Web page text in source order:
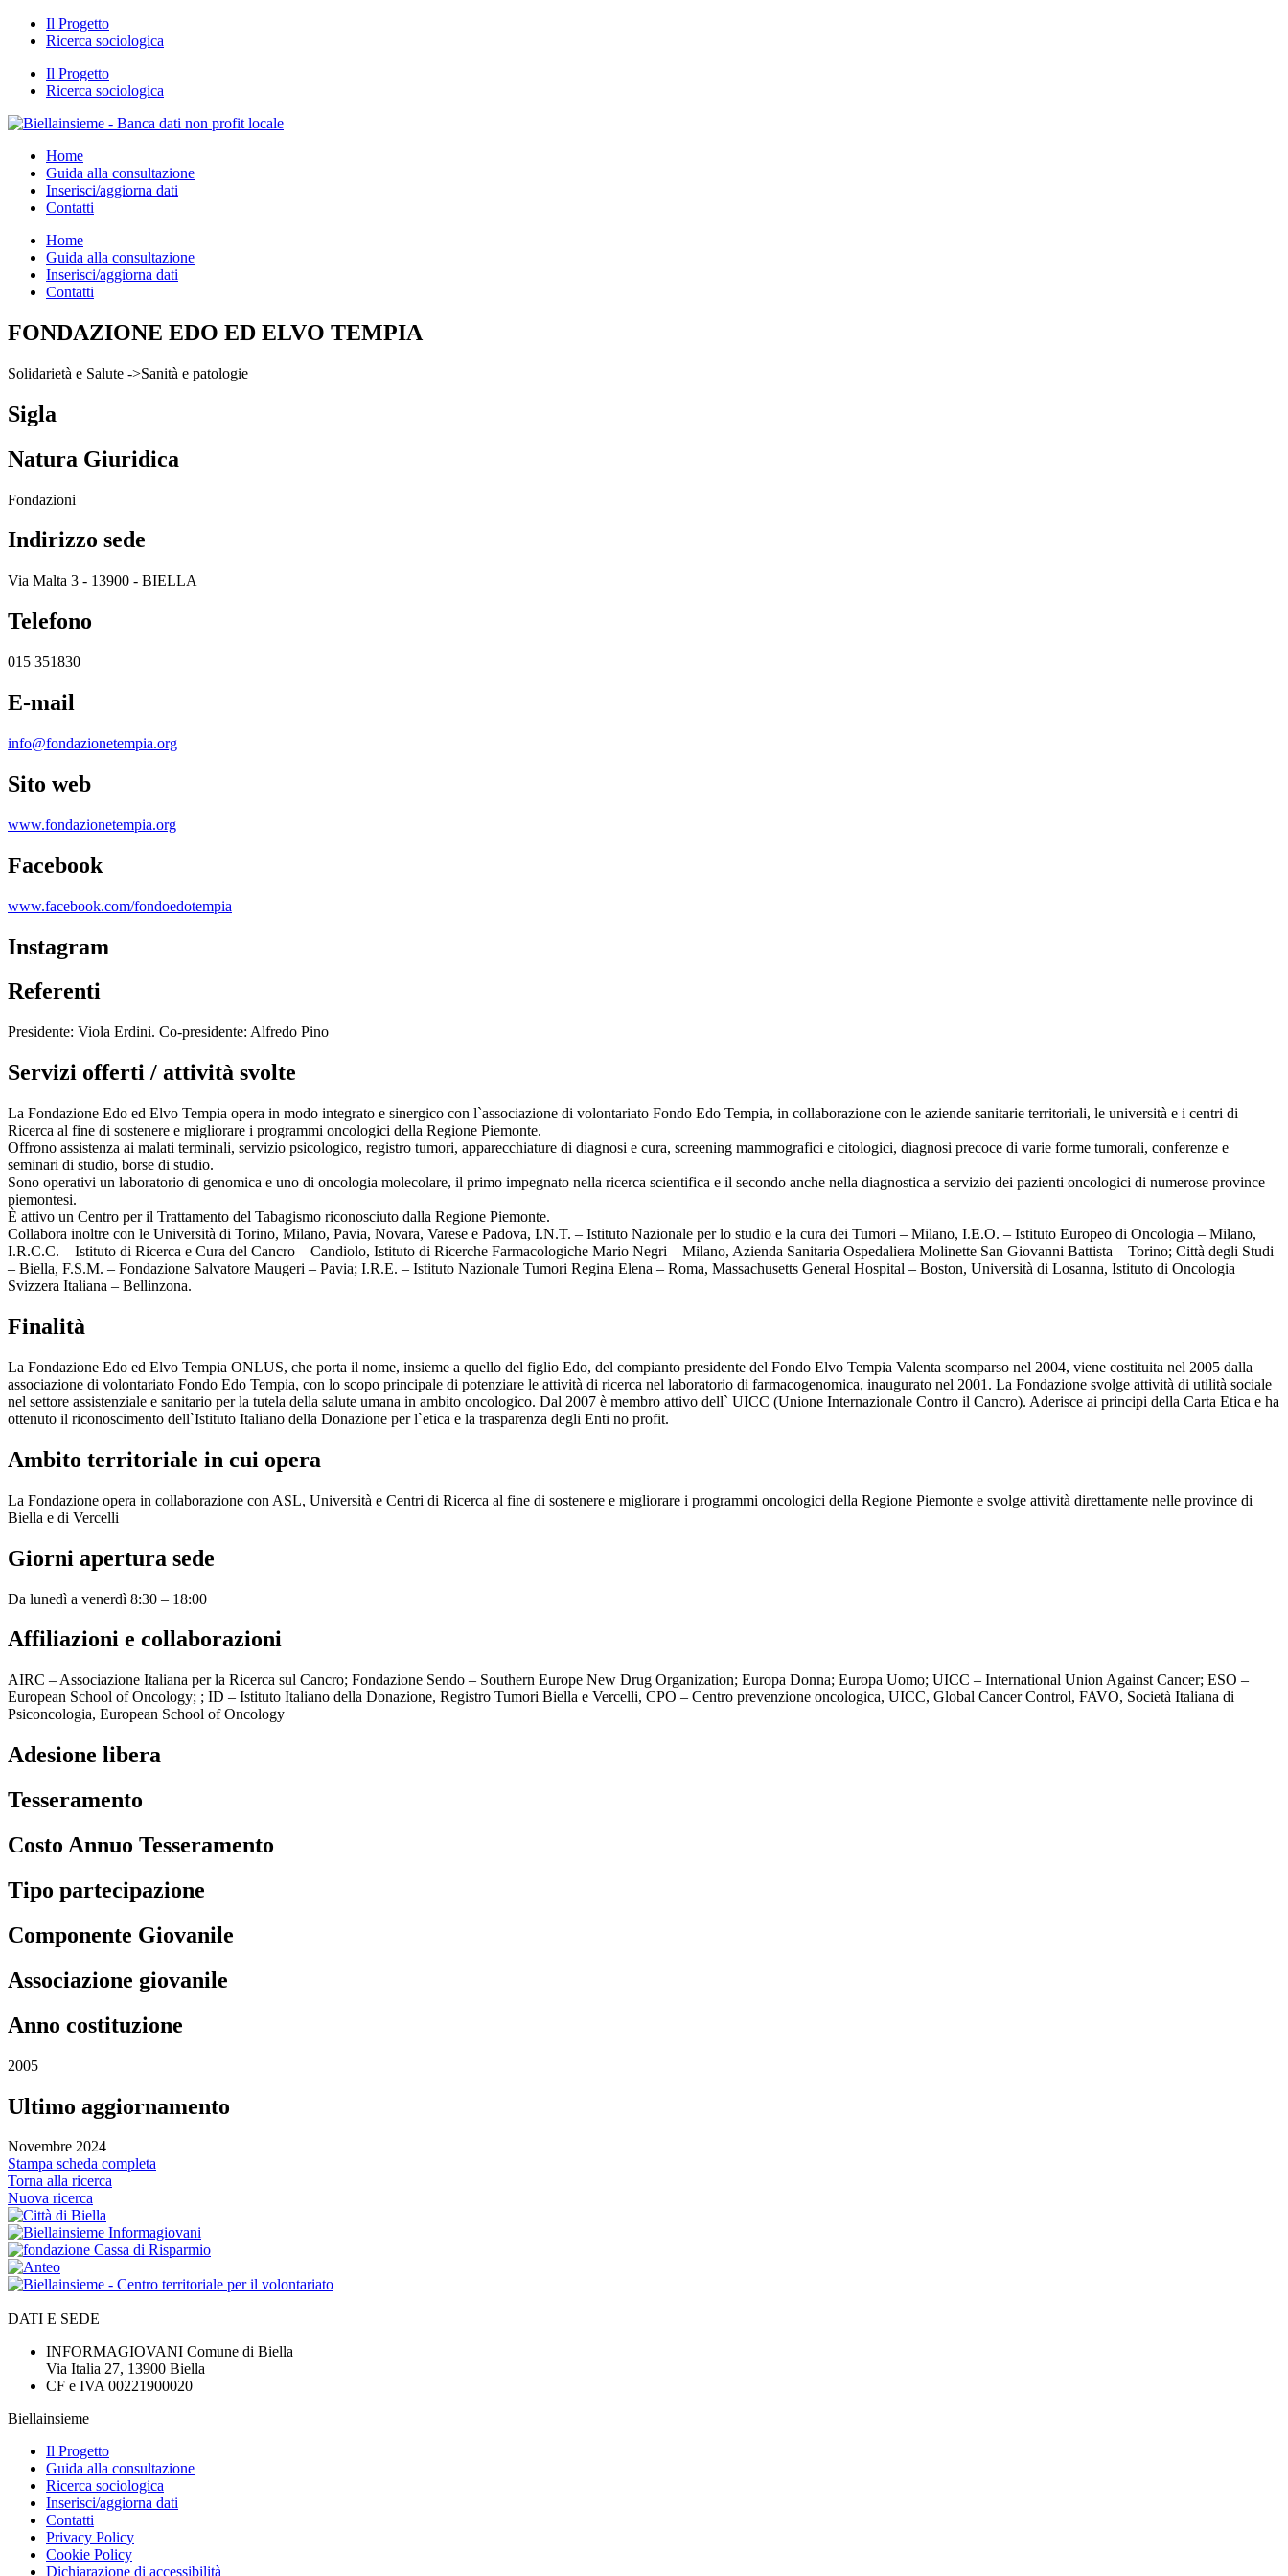
Il Progetto
Ricerca sociologica
Il Progetto
Ricerca sociologica
Home
Guida alla consultazione
Inserisci/aggiorna dati
Contatti
Home
Guida alla consultazione
Inserisci/aggiorna dati
Contatti
FONDAZIONE EDO ED ELVO TEMPIA
Solidarietà e Salute ->Sanità e patologie
Sigla
Natura Giuridica
Fondazioni
Indirizzo sede
Via Malta 3 - 13900 - BIELLA
Telefono
015 351830
E-mail
info@fondazionetempia.org
Sito web
www.fondazionetempia.org
Facebook
www.facebook.com/fondoedotempia
Instagram
Referenti
Presidente: Viola Erdini. Co-presidente: Alfredo Pino
Servizi offerti / attività svolte
La Fondazione Edo ed Elvo Tempia opera in modo integrato e sinergico con l`associazione di volontariato Fondo Edo Tempia, in collaborazione con le aziende sanitarie territoriali, le università e i centri di
Ricerca al fine di sostenere e migliorare i programmi oncologici della Regione Piemonte.
Offrono assistenza ai malati terminali, servizio psicologico, registro tumori, apparecchiature di diagnosi e cura, screening mammografici e citologici, diagnosi precoce di varie forme tumorali, conferenze e
seminari di studio, borse di studio.
Sono operativi un laboratorio di genomica e uno di oncologia molecolare, il primo impegnato nella ricerca scientifica e il secondo anche nella diagnostica a servizio dei pazienti oncologici di numerose province
piemontesi.
È attivo un Centro per il Trattamento del Tabagismo riconosciuto dalla Regione Piemonte.
Collabora inoltre con le Università di Torino, Milano, Pavia, Novara, Varese e Padova, I.N.T. – Istituto Nazionale per lo studio e la cura dei Tumori – Milano, I.E.O. – Istituto Europeo di Oncologia – Milano,
I.R.C.C. – Istituto di Ricerca e Cura del Cancro – Candiolo, Istituto di Ricerche Farmacologiche Mario Negri – Milano, Azienda Sanitaria Ospedaliera Molinette San Giovanni Battista – Torino; Città degli Studi
– Biella, F.S.M. – Fondazione Salvatore Maugeri – Pavia; I.R.E. – Istituto Nazionale Tumori Regina Elena – Roma, Massachusetts General Hospital – Boston, Università di Losanna, Istituto di Oncologia
Svizzera Italiana – Bellinzona.
Finalità
La Fondazione Edo ed Elvo Tempia ONLUS, che porta il nome, insieme a quello del figlio Edo, del compianto presidente del Fondo Elvo Tempia Valenta scomparso nel 2004, viene costituita nel 2005 dalla
associazione di volontariato Fondo Edo Tempia, con lo scopo principale di potenziare le attività di ricerca nel laboratorio di farmacogenomica, inaugurato nel 2001. La Fondazione svolge attività di utilità sociale
nel settore assistenziale e sanitario per la tutela della salute umana in ambito oncologico. Dal 2007 è membro attivo dell` UICC (Unione Internazionale Contro il Cancro). Aderisce ai principi della Carta Etica e ha
ottenuto il riconoscimento dell`Istituto Italiano della Donazione per l`etica e la trasparenza degli Enti no profit.
Ambito territoriale in cui opera
La Fondazione opera in collaborazione con ASL, Università e Centri di Ricerca al fine di sostenere e migliorare i programmi oncologici della Regione Piemonte e svolge attività direttamente nelle province di
Biella e di Vercelli
Giorni apertura sede
Da lunedì a venerdì 8:30 – 18:00
Affiliazioni e collaborazioni
AIRC – Associazione Italiana per la Ricerca sul Cancro; Fondazione Sendo – Southern Europe New Drug Organization; Europa Donna; Europa Uomo; UICC – International Union Against Cancer; ESO –
European School of Oncology; ; ID – Istituto Italiano della Donazione, Registro Tumori Biella e Vercelli, CPO – Centro prevenzione oncologica, UICC, Global Cancer Control, FAVO, Società Italiana di
Psiconcologia, European School of Oncology
Adesione libera
Tesseramento
Costo Annuo Tesseramento
Tipo partecipazione
Componente Giovanile
Associazione giovanile
Anno costituzione
2005
Ultimo aggiornamento
Novembre 2024
Stampa scheda completa
Torna alla ricerca
Nuova ricerca
DATI E SEDE
INFORMAGIOVANI Comune di Biella
Via Italia 27, 13900 Biella
CF e IVA 00221900020
Biellainsieme
Il Progetto
Guida alla consultazione
Ricerca sociologica
Inserisci/aggiorna dati
Contatti
Privacy Policy
Cookie Policy
Dichiarazione di accessibilità